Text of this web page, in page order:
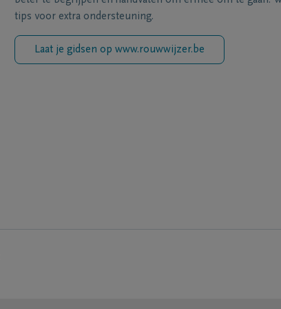
tips voor extra ondersteuning.
Laat je gidsen op www.rouwwijzer.be